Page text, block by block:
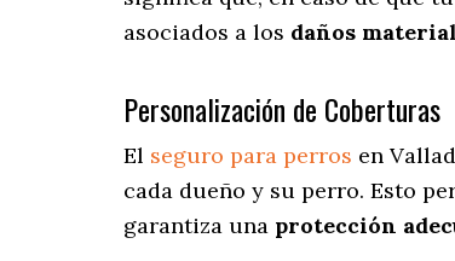
asociados a los daños
Personalización de Coberturas
El seguro para perros en
cada dueño y su perro. Esto
garantiza una protección